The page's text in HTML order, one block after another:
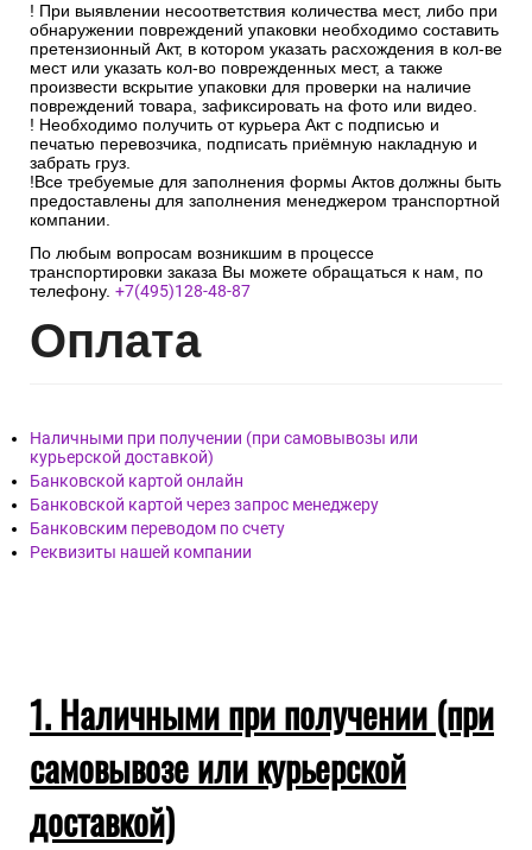
! При выявлении несоответствия количества мест, либо при
обнаружении повреждений упаковки необходимо составить
претензионный Акт, в котором указать расхождения в кол-ве
мест или указать кол-во поврежденных мест, а также
произвести вскрытие упаковки для проверки на наличие
повреждений товара, зафиксировать на фото или видео.
! Необходимо получить от курьера Акт с подписью и
печатью перевозчика, подписать приёмную накладную и
забрать груз.
!Все требуемые для заполнения формы Актов должны быть
предоставлены для заполнения менеджером транспортной
компании.
По любым вопросам возникшим в процессе
транспортировки заказа Вы можете обращаться к нам, по
телефону. +7(495)128-48-87
Оплата
Наличными при получении (при самовывозы или
курьерской доставкой)
Банковской картой онлайн
Банковской картой через запрос менеджеру
Банковским переводом по счету
Реквизиты нашей компании
1. Наличными при получении (при
самовывозе или курьерской
доставкой)